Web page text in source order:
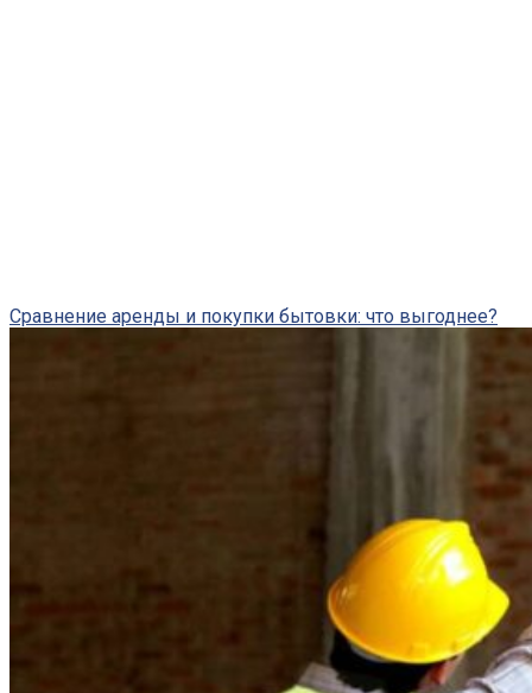
Сравнение аренды и покупки бытовки: что выгоднее?